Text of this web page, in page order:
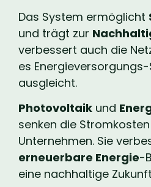
Das System ermöglicht
und trägt zur
verbessert auch die
es
ausgleicht.
Photovoltaik und
senken die
Unternehmen. Sie
erneuerbare Energie-
eine nachhaltige